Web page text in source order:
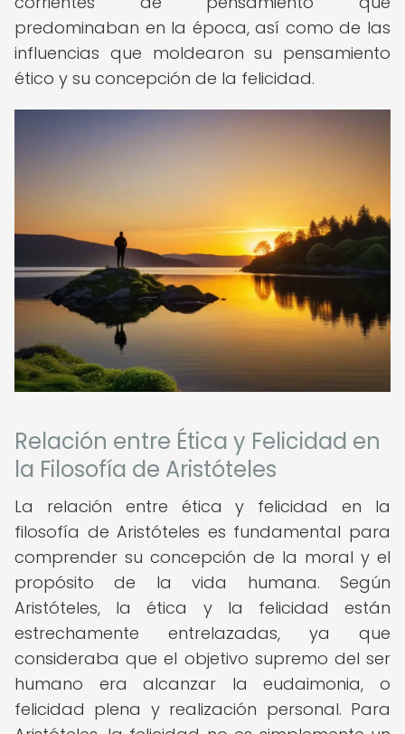
predominaban en la época, así como de las
influencias que moldearon su pensamiento
ético y su concepción de la felicidad.
Relación entre Ética y Felicidad en
la Filosofía de Aristóteles
La relación entre ética y felicidad en la
filosofía de Aristóteles es fundamental para
comprender su concepción de la moral y el
propósito de la vida humana. Según
Aristóteles, la ética y la felicidad están
estrechamente entrelazadas, ya que
consideraba que el objetivo supremo del ser
humano era alcanzar la eudaimonia, o
felicidad plena y realización personal. Para